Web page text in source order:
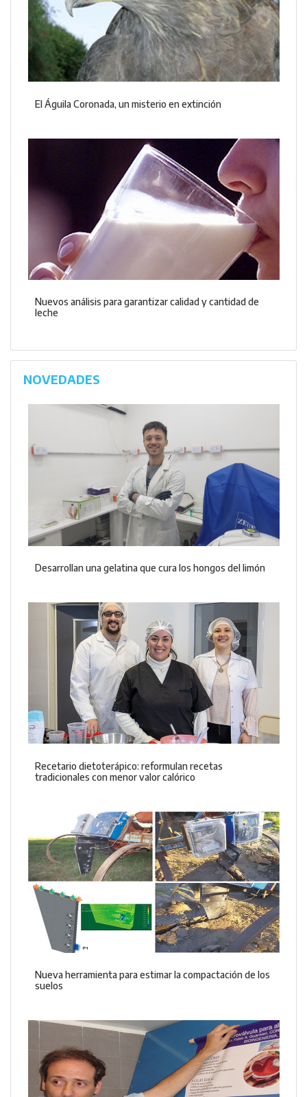
El Águila Coronada, un misterio en extinción
Nuevos análisis para garantizar calidad y cantidad de
leche
NOVEDADES
Desarrollan una gelatina que cura los hongos del limón
Recetario dietoterápico: reformulan recetas
tradicionales con menor valor calórico
Nueva herramienta para estimar la compactación de los
suelos